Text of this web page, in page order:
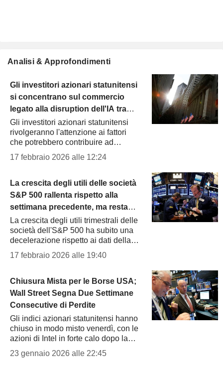
Analisi & Approfondimenti
Gli investitori azionari statunitensi
si concentrano sul commercio
legato alla disruption dell'IA tra
l'indice d'inflazione preferito dalla
Fed e la pubblicazione del PIL del
quarto trimestre
Gli investitori azionari statunitensi
rivolgeranno l'attenzione ai fattori
che potrebbero contribuire ad
indebolire il cosiddetto commercio
legato alla paura dell'intelligenza
17 febbraio 2026 alle 12:24
La crescita degli utili delle società
S&P 500 rallenta rispetto alla
settimana precedente, ma resta
sopra le stime, afferma
Oppenheimer
La crescita degli utili trimestrali delle
società dell'S&P 500 ha subito una
decelerazione rispetto ai dati della
settimana precedente, ma è rimasta
nettamente superiore alle stime di
17 febbraio 2026 alle 19:40
Chiusura Mista per le Borse USA;
Wall Street Segna Due Settimane
Consecutive di Perdite
Gli indici azionari statunitensi hanno
chiuso in modo misto venerdì, con le
azioni di Intel in forte calo dopo la
pubblicazione dei risultati trimestrali,
mentre Wall Street ha registrato la...
23 gennaio 2026 alle 22:45